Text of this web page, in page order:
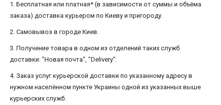
1. Бесплатная или платная* (в зависимости от суммы и объёма
заказа) доставка курьером по Киеву и пригороду.
2. Самовывоз в городе Киев.
3. Получение товара в одном из отделений таких служб
доставки: "Новая почта", "Delivery".
4. Заказ услуг курьерской доставки по указанному адресу в
нужном населённом пункте Украины одной из указанных выше
курьерских служб.